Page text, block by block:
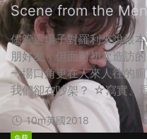
Scene from the
儘管這場子對羅利來說根
朋好友，但面對初次造訪
一場口角更在人來人往的
我們卻在吵架？ ☆寫實、
10m英國2018